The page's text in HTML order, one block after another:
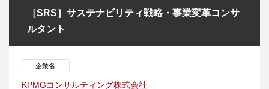
［SRS］サステナビリティ戦略・事業変革コンサ
ルタント
企業名
KPMGコンサルティング株式会社